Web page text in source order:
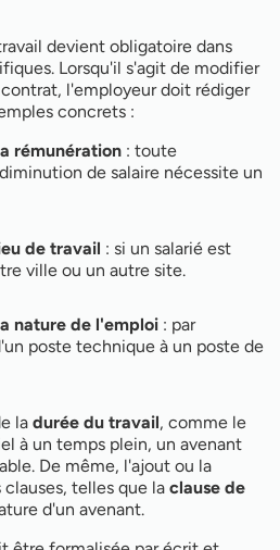
devient obligatoire dans
Lorsqu'il s'agit de modifier
l'employeur doit rédiger
concrets :
rémunération : toute
de salaire nécessite un
de travail : si un salarié est
ville ou un autre site.
nature de l'emploi : par
poste technique à un poste de
la durée du travail, comme le
à un temps plein, un avenant
De même, l'ajout ou la
telles que la clause de
d'un avenant.